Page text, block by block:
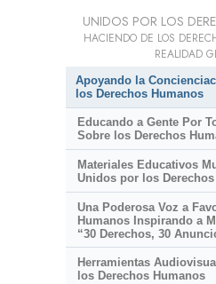
UNIDOS POR LOS
HACIENDO DE LOS
REALIDAD
Apoyando la
los Derechos Humanos
Educando a Gente Por
Sobre los Derechos
Materiales Educativos
Unidos por los
Una Poderosa Voz a
Humanos Inspirando a
“30 Derechos, 30
Herramientas
los Derechos Humanos